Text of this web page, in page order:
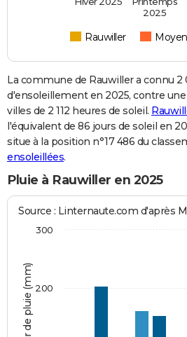
Rauwiller
2025
La commune de Rauwiller a connu 2
d'ensoleillement en 2025, contre
villes de 2 112 heures de soleil.
l'équivalent de 86 jours de soleil en
situe à la position n°17 486 du
ensoleillées.
Pluie à Rauwiller en 2025
Source : Linternaute.com d'après
200
300